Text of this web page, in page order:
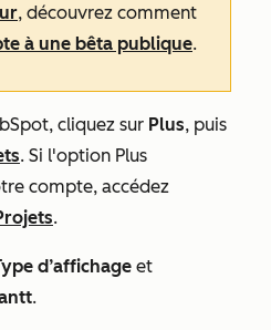
, découvrez comment
à une bêta publique.
cliquez sur Plus, puis
. Si l'option Plus
compte, accédez
.
d’affichage et
.